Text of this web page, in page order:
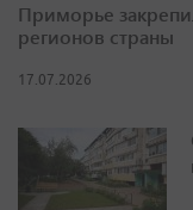
Приморье
регионов страны
17.07.2026